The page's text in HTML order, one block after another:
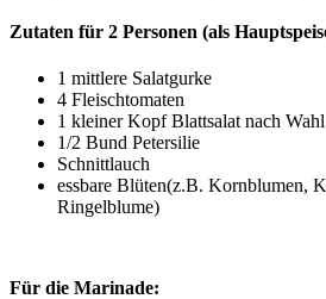
Zutaten für 2 Personen (als
1 mittlere Salatgurke
4 Fleischtomaten
1 kleiner Kopf Blattsalat nach Wahl
1/2 Bund Petersilie
Schnittlauch
essbare Blüten(z.B. Kornblumen,
Ringelblume)
Für die Marinade: